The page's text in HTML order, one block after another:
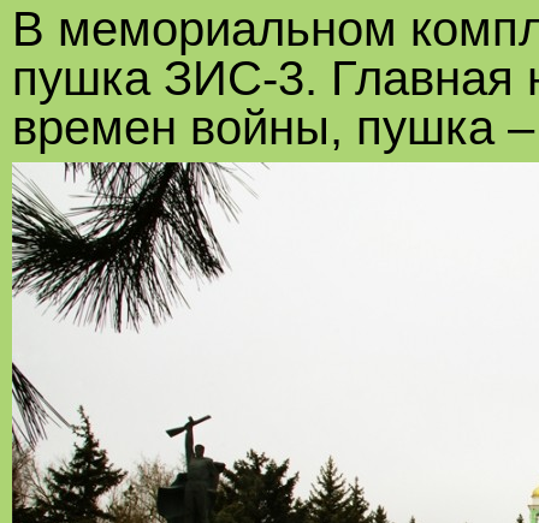
В мемориальном
пушка ЗИС-3. Главная
времен войны, пушка